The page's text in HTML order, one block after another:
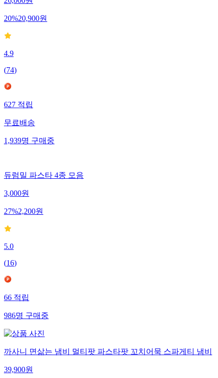
20%20,900원
4.9
(74)
627 적립
무료배송
1,939명 구매중
듀럼밀 파스타 4종 모음
3,000원
27%2,200원
5.0
(16)
66 적립
986명 구매중
까사니 면삶는 냄비 멀티팟 파스타팟 꼬치어묵 스파게티 냄비
39,900원